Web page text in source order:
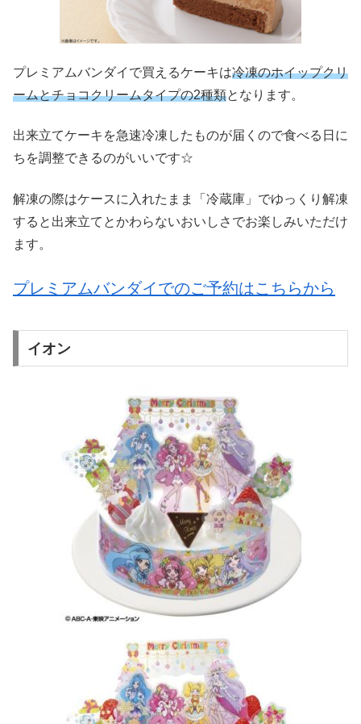
プレミアムバンダイで買えるケーキは冷凍のホイップクリ
ームとチョコクリームタイプの2種類となります。
出来立てケーキを急速冷凍したものが届くので食べる日に
ちを調整できるのがいいです☆
解凍の際はケースに入れたまま「冷蔵庫」でゆっくり解凍
すると出来立てとかわらないおいしさでお楽しみいただけ
ます。
プレミアムバンダイでのご予約はこちらから
イオン